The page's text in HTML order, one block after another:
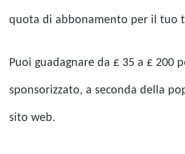
quota di abbonamento per il tuo
Puoi guadagnare da £ 35 a £ 200
sponsorizzato, a seconda della
sito web.